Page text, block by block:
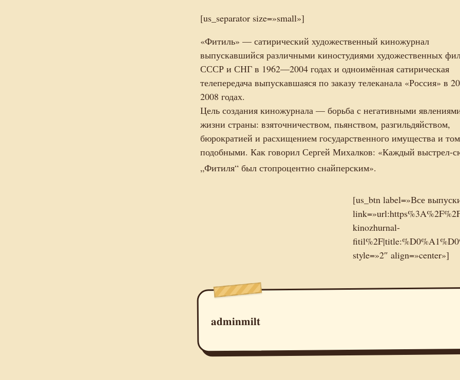
[us_separator size=»small»]
«Фитиль» — сатирический художественный киножурнал
выпускавшийся различными киностудиями художественных
СССР и СНГ в 1962—2004 годах и одноимённая сатирическая
телепередача выпускавшаяся по заказу телеканала «Россия» в
2008 годах.
Цель создания киножурнала — борьба с негативными
жизни страны: взяточничеством, пьянством, разгильдяйством,
бюрократией и расхищением государственного имущества и
подобными. Как говорил Сергей Михалков: «Каждый выстрел-
„Фитиля“ был стопроцентно снайперским».
[us_btn label=»Все
kinozhurnal-
style=»2″ align=»center»]
adminmilt